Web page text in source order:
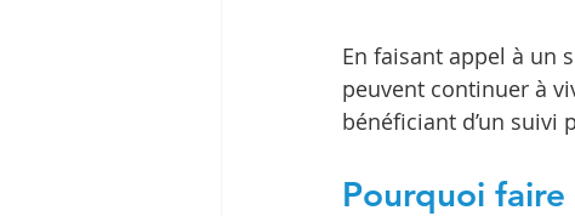
En faisant appel à un
peuvent continuer à
bénéficiant d’un suivi
Pourquoi